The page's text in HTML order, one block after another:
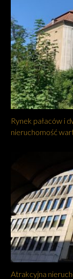
Rynek pałaców i
nieruchomość
Atrakcyjna